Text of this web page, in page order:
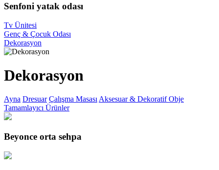
Senfoni yatak odası
Tv Ünitesi
Genç & Çocuk Odası
Dekorasyon
Dekorasyon
Ayna Dresuar Çalışma Masası Aksesuar & Dekoratif Obje
Tamamlayıcı Ürünler
Beyonce orta sehpa